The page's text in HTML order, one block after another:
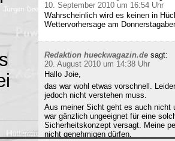
10. September 2010 um 16:54 Uhr
Wahrscheinlich wird es keinen in
Wettervorhersage am
Redaktion hueckwagazin.de sagt:
20. August 2010 um 14:38 Uhr
Hallo Joie,
das war wohl etwas vorschnell.
jedoch nicht verstehen muss.
Aus meiner Sicht geht es auch nicht
war gänzlich ungeeignet für eine
Sicherheitskonzept versagt. Meine
nicht genehmigen dürfen.